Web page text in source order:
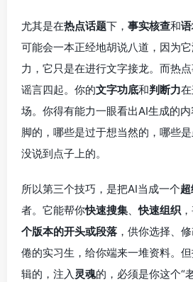
尤其是在热点话题下， 事实核查和
可能会一本正经地胡说八道，因为
力，它只是在进行文字接龙。而热
谣言四起。你的文字功底和判断力
场。你得有能力一眼看出AI生成的
脚的，哪些是过于想当然的，哪些
没说到点子上的。
所以第三个技巧，是把AI当成一个
者。它能帮你快速搜集 、快速组织
个版本的开头或段落 ，供你选择、
倦的实习生，给你端来一堆资料。
辑的，注入 灵魂的，必须是你这个“老